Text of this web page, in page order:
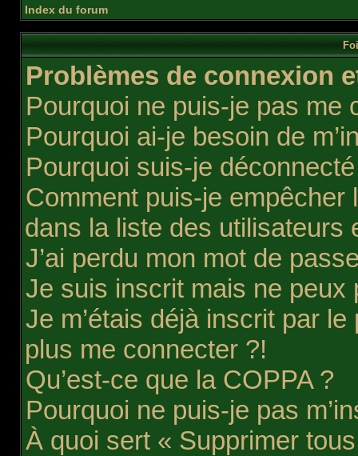
Index du forum
Problèmes de connexion
Pourquoi ne puis-je pas me
Pourquoi ai-je besoin de
Pourquoi suis-je
Comment puis-je empêcher
dans la liste des utilisateurs
J’ai perdu mon mot de
Je suis inscrit mais ne peux
Je m’étais déjà inscrit par
plus me connecter ?!
Qu’est-ce que la COPPA ?
Pourquoi ne puis-je pas
À quoi sert « Supprimer